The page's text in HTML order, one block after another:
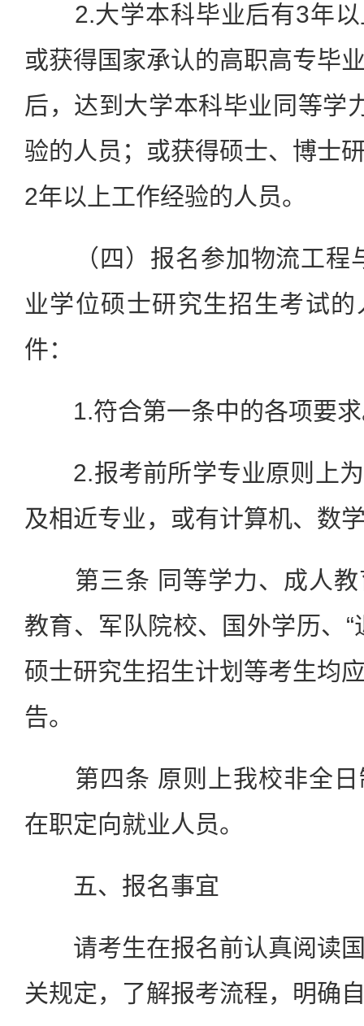
2.大学本科毕业后有3年以
或获得国家承认的高职高专毕
后，达到大学本科毕业同等学
验的人员；或获得硕士、博士
2年以上工作经验的人员。
（四）报名参加物流工程
业学位硕士研究生招生考试
件：
1.符合第一条中的各项要
2.报考前所学专业原则上为
及相近专业，或有计算机、数
第三条 同等学力、成人教
教育、军队院校、国外学历、“
硕士研究生招生计划等考生均
告。
第四条 原则上我校非全日
在职定向就业人员。
五、报名事宜
请考生在报名前认真阅读国
关规定，了解报考流程，明确